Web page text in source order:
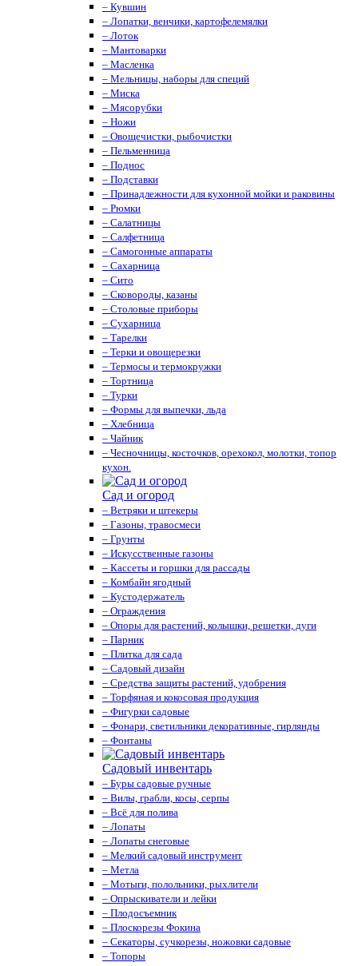
– Кувшин
– Лопатки, венчики, картофелемялки
– Лоток
– Мантоварки
– Масленка
– Мельницы, наборы для специй
– Миска
– Мясорубки
– Ножи
– Овощечистки, рыбочистки
– Пельменница
– Поднос
– Подставки
– Принадлежности для кухонной мойки и раковины
– Рюмки
– Салатницы
– Салфетница
– Самогонные аппараты
– Сахарница
– Сито
– Сковороды, казаны
– Столовые приборы
– Сухарница
– Тарелки
– Терки и овощерезки
– Термосы и термокружки
– Тортница
– Турки
– Формы для выпечки, льда
– Хлебница
– Чайник
– Чесночницы, косточков, орехокол, молотки, топор
кухон.
Сад и огород
– Ветряки и штекеры
– Газоны, травосмеси
– Грунты
– Искусственные газоны
– Кассеты и горшки для рассады
– Комбайн ягодный
– Кустодержатель
– Ограждения
– Опоры для растений, колышки, решетки, дуги
– Парник
– Плитка для сада
– Садовый дизайн
– Средства защиты растений, удобрения
– Торфяная и кокосовая продукция
– Фигурки садовые
– Фонари, светильники декоративные, гирлянды
– Фонтаны
Садовый инвентарь
– Буры садовые ручные
– Вилы, грабли, косы, серпы
– Всё для полива
– Лопаты
– Лопаты снеговые
– Мелкий садовый инструмент
– Метла
– Мотыги, полольники, рыхлители
– Опрыскиватели и лейки
– Плодосъемник
– Плоскорезы Фокина
– Секаторы, сучкорезы, ножовки садовые
– Топоры